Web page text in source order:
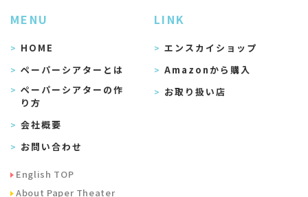
MENU
HOME
ペーパーシアターとは
ペーパーシアターの作
り方
会社概要
お問い合わせ
English TOP
About Paper Theater
LINK
エンスカイショップ
Amazonから購入
お取り扱い店